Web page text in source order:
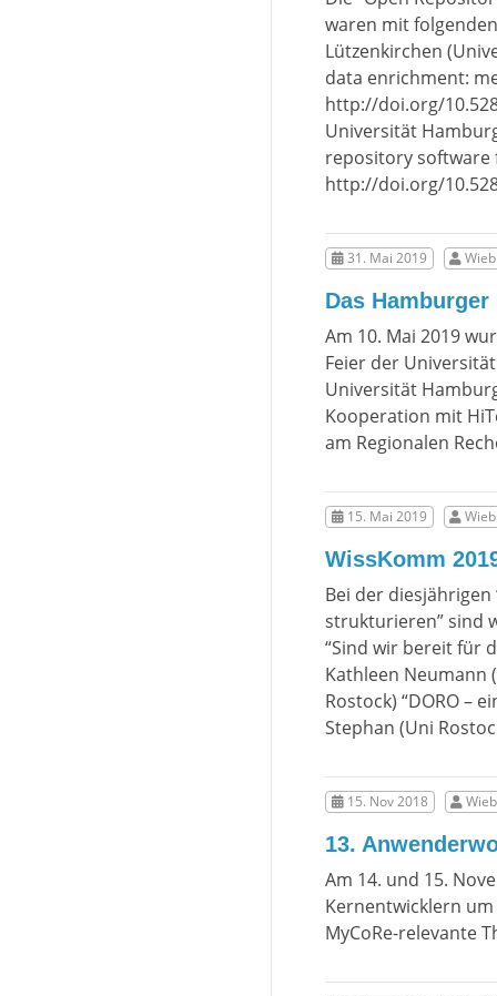
waren mit
Lützenkirchen
data enrichment:
http://doi.org/
Universität
repository software
http://doi.org/
31. Mai 2019
Das
Am 10. Mai 2019
Feier der
Universität
Kooperation mit
am Regionalen
15. Mai 2019
WissKomm
Bei der diesjährigen
strukturieren” sind
“Sind wir bereit für
Kathleen Neumann
Rostock) “DORO –
Stephan (Uni
15. Nov 2018
13.
Am 14. und 15.
Kernentwicklern
MyCoRe-relevante